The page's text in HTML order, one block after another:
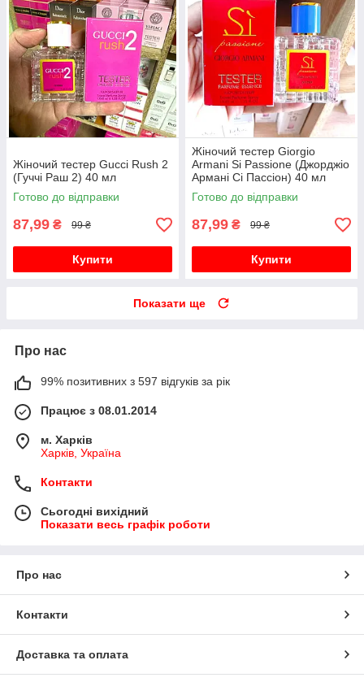
Жіночий тестер Gucci Rush 2
(Гуччі Раш 2) 40 мл
Готово до відправки
87,99 ₴ 99 ₴
Купити
Жіночий тестер Giorgio
Armani Si Passione (Джорджіо
Армані Сі Пассіон) 40 мл
Готово до відправки
87,99 ₴ 99 ₴
Купити
Показати ще
Про нас
99% позитивних з 597 відгуків за рік
Працює з 08.01.2014
м. Харків
Харків, Україна
Контакти
Сьогодні вихідний
Показати весь графік роботи
Про нас
Контакти
Доставка та оплата